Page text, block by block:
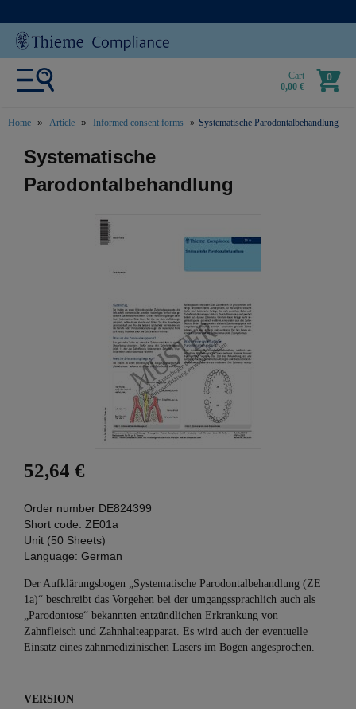
Cart
0,00 €
0
Home Article Informed consent forms Systematische Parodontalbehandlung
text.skipToContent
text.skipToNavigation
Systematische
Parodontalbehandlung
52,64 €
Order number DE824399
Short code: ZE01a
Unit (50 Sheets)
Language: German
Der Aufklärungsbogen „Systematische Parodontalbehandlung (ZE
1a)“ beschreibt das Vorgehen bei der umgangssprachlich auch als
„Parodontose“ bekannten entzündlichen Erkrankung von
Zahnfleisch und Zahnhalteapparat. Es wird auch der eventuelle
Einsatz eines zahnmedizinischen Lasers im Bogen angesprochen.
VERSION